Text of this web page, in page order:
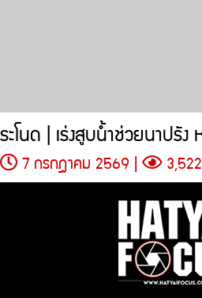
7 กรกฎาคม 2569 | 3,522